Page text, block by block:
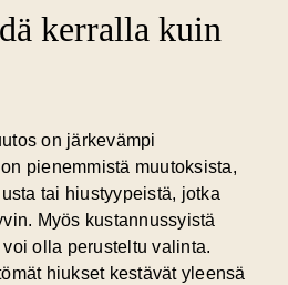
kerralla kuin
on järkevämpi
pienemmistä muutoksista,
tai hiustyypeistä, jotka
Myös kustannussyistä
olla perusteltu valinta.
hiukset kestävät yleensä